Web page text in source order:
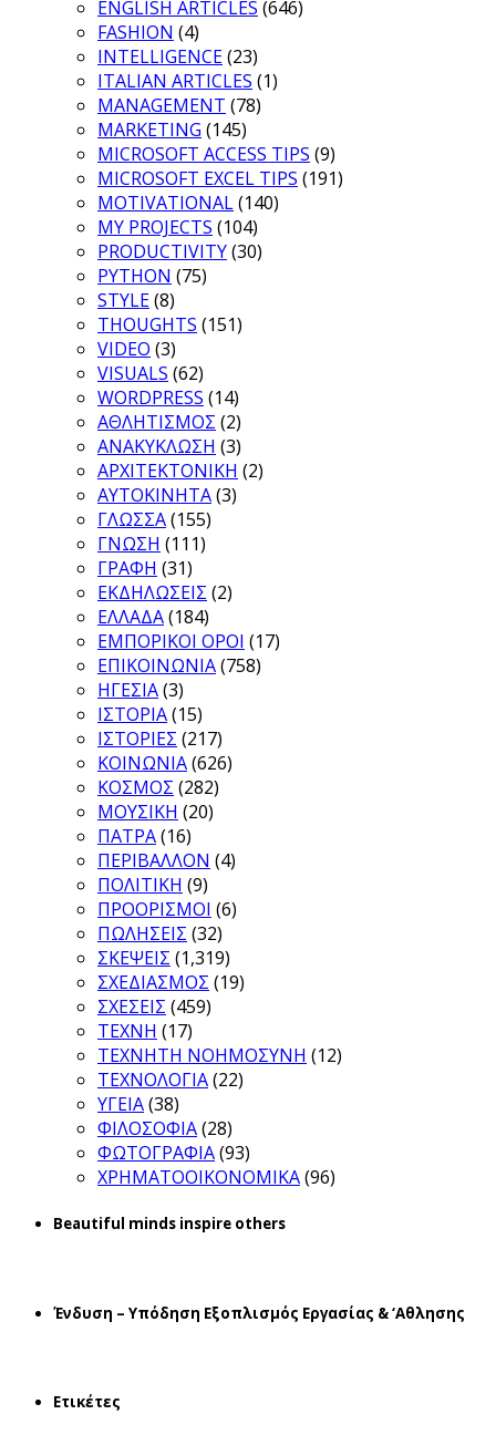
ENGLISH ARTICLES (646)
FASHION (4)
INTELLIGENCE(23)
ITALIAN ARTICLES (1)
MANAGEMENT (78)
MARKETING (145)
MICROSOFT ACCESS TIPS (9)
MICROSOFT EXCEL TIPS (191)
MOTIVATIONAL(140)
MY PROJECTS (104)
PRODUCTIVITY(30)
PYTHON (75)
STYLE(8)
THOUGHTS (151)
VIDEO (3)
VISUALS (62)
WORDPRESS (14)
ΑΘΛΗΤΙΣΜΟΣ (2)
ΑΝΑΚΥΚΛΩΣΗ (3)
ΑΡΧΙΤΕΚΤΟΝΙΚΗ (2)
ΑΥΤΟΚΙΝΗΤΑ(3)
ΓΛΩΣΣΑ(155)
ΓΝΩΣΗ (111)
ΓΡΑΦΗ (31)
ΕΚΔΗΛΩΣΕΙΣ (2)
ΕΛΛΑΔΑ(184)
ΕΜΠΟΡΙΚΟΙ ΟΡΟΙ (17)
ΕΠΙΚΟΙΝΩΝΙΑ(758)
ΗΓΕΣΙΑ(3)
ΙΣΤΟΡΙΑ(15)
ΙΣΤΟΡΙΕΣ (217)
ΚΟΙΝΩΝΙΑ(626)
ΚΟΣΜΟΣ (282)
ΜΟΥΣΙΚΗ (20)
ΠΑΤΡΑ(16)
ΠΕΡΙΒΑΛΛΟΝ (4)
ΠΟΛΙΤΙΚΗ (9)
ΠΡΟΟΡΙΣΜΟΙ (6)
ΠΩΛΗΣΕΙΣ (32)
ΣΚΕΨΕΙΣ (1,319)
ΣΧΕΔΙΑΣΜΟΣ (19)
ΣΧΕΣΕΙΣ (459)
ΤΕΧΝΗ (17)
ΤΕΧΝΗΤΗ ΝΟΗΜΟΣΥΝΗ (12)
ΤΕΧΝΟΛΟΓΙΑ(22)
ΥΓΕΙΑ(38)
ΦΙΛΟΣΟΦΙΑ(28)
ΦΩΤΟΓΡΑΦΙΑ(93)
ΧΡΗΜΑΤΟΟΙΚΟΝΟΜΙΚΑ(96)
Beautiful minds inspire others
Ένδυση – Υπόδηση Εξοπλισμός Εργασίας & ‘Aθλησης
Ετικέτες